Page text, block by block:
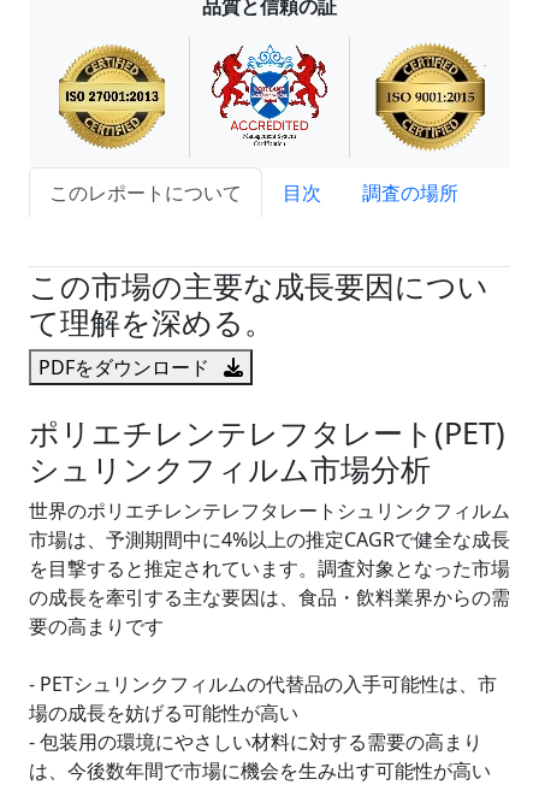
品質と信頼の証
このレポートについて 目次
調査の場所
この市場の主要な成長要因につい
て理解を深める。
PDFをダウンロード
ポリエチレンテレフタレート(PET)
シュリンクフィルム市場分析
世界のポリエチレンテレフタレートシュリンクフィルム
市場は、予測期間中に4%以上の推定CAGRで健全な成長
を目撃すると推定されています。調査対象となった市場
の成長を牽引する主な要因は、食品・飲料業界からの需
要の高まりです
- PETシュリンクフィルムの代替品の入手可能性は、市
場の成長を妨げる可能性が高い
- 包装用の環境にやさしい材料に対する需要の高まり
は、今後数年間で市場に機会を生み出す可能性が高い